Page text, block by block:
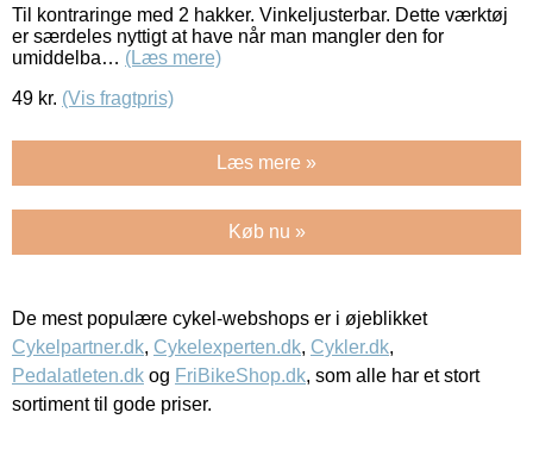
Til kontraringe med 2 hakker. Vinkeljusterbar. Dette værktøj
er særdeles nyttigt at have når man mangler den for
umiddelba… (Læs mere)
49 kr. (Vis fragtpris)
Læs mere »
Køb nu »
De mest populære cykel-webshops er i øjeblikket
Cykelpartner.dk, Cykelexperten.dk, Cykler.dk,
Pedalatleten.dk og FriBikeShop.dk, som alle har et stort
sortiment til gode priser.